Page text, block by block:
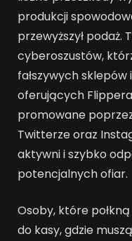
produkcji
przewyższył podaż.
cyberoszustów,
fałszywych
oferujących
promowane
Twitterze oraz
aktywni i szybko
potencjalnych ofiar.
Osoby, które
do kasy, gdzie